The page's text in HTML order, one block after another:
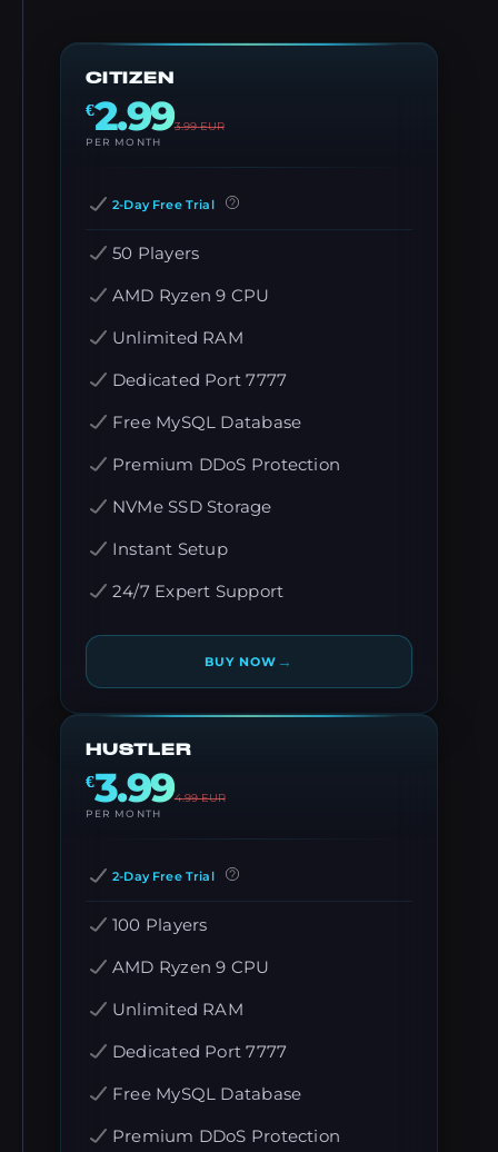
CITIZEN
€2.993.99EUR
PER MONTH
2-Day Free Trial
50 Players
AMD Ryzen 9 CPU
Unlimited RAM
Dedicated Port 7777
Free MySQL Database
Premium DDoS Protection
NVMe SSD Storage
Instant Setup
24/7 Expert Support
BUY NOW →
HUSTLER
€3.994.99EUR
PER MONTH
2-Day Free Trial
100 Players
AMD Ryzen 9 CPU
Unlimited RAM
Dedicated Port 7777
Free MySQL Database
Premium DDoS Protection